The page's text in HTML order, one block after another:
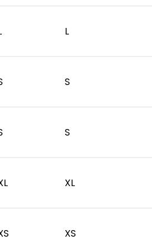
L
S
S
XL
XS